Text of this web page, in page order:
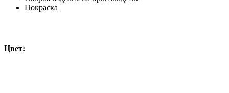
Покраска
Цвет: